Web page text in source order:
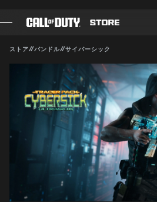
バトルパス
CODポイント
COMBAT BUILDS
ストア//バンドル//サイバーシック
対応:
購入を確定
キャンセル
Activisionは、このゲーム内コンテ
変更、削除できるものとします